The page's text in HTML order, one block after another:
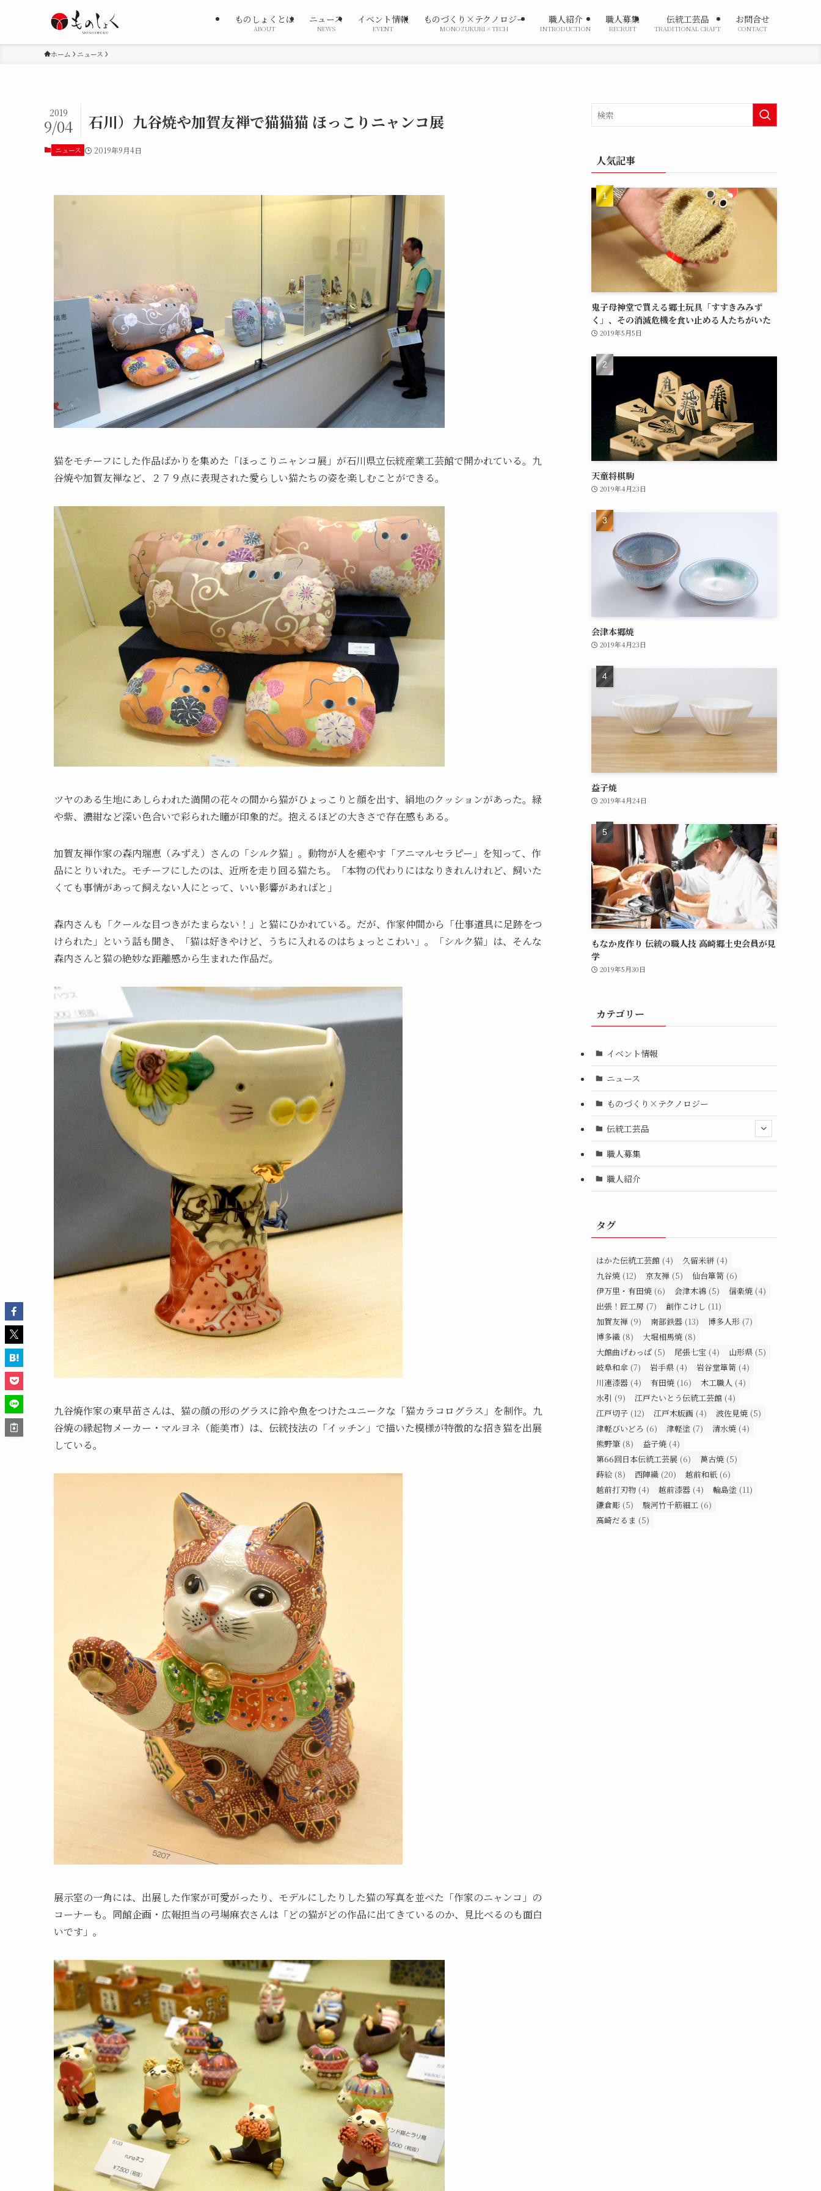
ものしょくとは
ABOUT
ニュース
NEWS
イベント情報
EVENT
ものづくり×テクノロジー
MONOZUKURI×TECH
職人紹介
INTRODUCTION
職人募集
RECRUIT
伝統工芸品
TRADITIONAL CRAFT
お問合せ
CONTACT
ホーム ニュース
石川）九谷焼や加賀友禅で猫猫猫 ほっこりニャンコ展
2019
9/04
ニュース 2019年9月4日
猫をモチーフにした作品ばかりを集めた「ほっこりニャンコ展」が石川県立伝統産業工芸館で開かれている。九
谷焼や加賀友禅など、２７９点に表現された愛らしい猫たちの姿を楽しむことができる。
ツヤのある生地にあしらわれた満開の花々の間から猫がひょっこりと顔を出す、絹地のクッションがあった。緑
や紫、濃紺など深い色合いで彩られた瞳が印象的だ。抱えるほどの大きさで存在感もある。
加賀友禅作家の森内瑞恵（みずえ）さんの「シルク猫」。動物が人を癒やす「アニマルセラピー」を知って、作
品にとりいれた。モチーフにしたのは、近所を走り回る猫たち。「本物の代わりにはなりきれんけれど、飼いた
くても事情があって飼えない人にとって、いい影響があればと」
森内さんも「クールな目つきがたまらない！」と猫にひかれている。だが、作家仲間から「仕事道具に足跡をつ
けられた」という話も聞き、「猫は好きやけど、うちに入れるのはちょっとこわい」。「シルク猫」は、そんな
森内さんと猫の絶妙な距離感から生まれた作品だ。
九谷焼作家の東早苗さんは、猫の顔の形のグラスに鈴や魚をつけたユニークな「猫カラコログラス」を制作。九
谷焼の縁起物メーカー・マルヨネ（能美市）は、伝統技法の「イッチン」で描いた模様が特徴的な招き猫を出展
している。
展示室の一角には、出展した作家が可愛がったり、モデルにしたりした猫の写真を並べた「作家のニャンコ」の
コーナーも。同館企画・広報担当の弓場麻衣さんは「どの猫がどの作品に出てきているのか、見比べるのも面白
いです」。
人気記事
鬼子母神堂で買える郷土玩具「すすきみみず
く」、その消滅危機を食い止める人たちがいた
2019年5月5日
天童将棋駒
2019年4月23日
会津本郷焼
2019年4月23日
益子焼
2019年4月24日
もなか皮作り 伝統の職人技 高崎郷土史会員が見
学
2019年5月30日
カテゴリー
イベント情報
ニュース
ものづくり×テクノロジー
伝統工芸品
職人募集
職人紹介
タグ
はかた伝統工芸館 (4) 久留米絣 (4)
九谷焼 (12) 京友禅 (5) 仙台箪笥 (6)
伊万里・有田焼 (6) 会津木綿 (5) 信楽焼 (4)
出張！匠工房 (7) 創作こけし (11)
加賀友禅 (9) 南部鉄器 (13) 博多人形 (7)
博多織 (8) 大堀相馬焼 (8)
大館曲げわっぱ (5) 尾張七宝 (4) 山形県 (5)
岐阜和傘 (7) 岩手県 (4) 岩谷堂箪笥 (4)
川連漆器 (4) 有田焼 (16) 木工職人 (4)
水引 (9) 江戸たいとう伝統工芸館 (4)
江戸切子 (12) 江戸木版画 (4) 波佐見焼 (5)
津軽びいどろ (6) 津軽塗 (7) 清水焼 (4)
熊野筆 (8) 益子焼 (4)
第66回日本伝統工芸展 (6) 萬古焼 (5)
蒔絵 (8) 西陣織 (20) 越前和紙 (6)
越前打刃物 (4) 越前漆器 (4) 輪島塗 (11)
鎌倉彫 (5) 駿河竹千筋細工 (6)
高崎だるま (5)